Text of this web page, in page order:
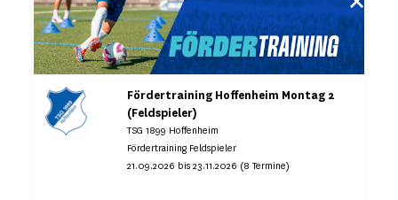
Fördertraining Hoffenheim Montag 2
(Feldspieler)
TSG 1899 Hoffenheim
Fördertraining Feldspieler
21.09.2026 bis 23.11.2026 (8 Termine)